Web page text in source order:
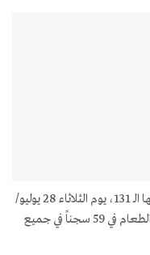
استمرت حملة «ثلاثاءات لا للإعدام» في أسبوعها الـ 131، يوم الثلاثاء 28 يوليو/
تموز 2026، بإضراب السجناء السياسيين عن الطعام في 59 سجناً في جميع